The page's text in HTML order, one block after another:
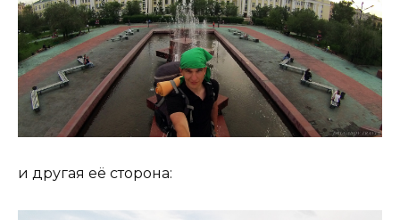
и другая её сторона: